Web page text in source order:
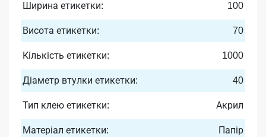
Ширина етикетки: 100
Висота етикетки: 70
Кількість етикетки: 1000
Діаметр втулки етикетки: 40
Тип клею етикетки: Акрил
Матеріал етикетки: Папір